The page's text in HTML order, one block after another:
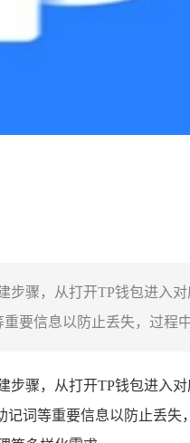
步骤，从打开TP钱包进入
要信息以防止丢失，过
步骤，从打开TP钱包进入
词等重要信息以防止丢